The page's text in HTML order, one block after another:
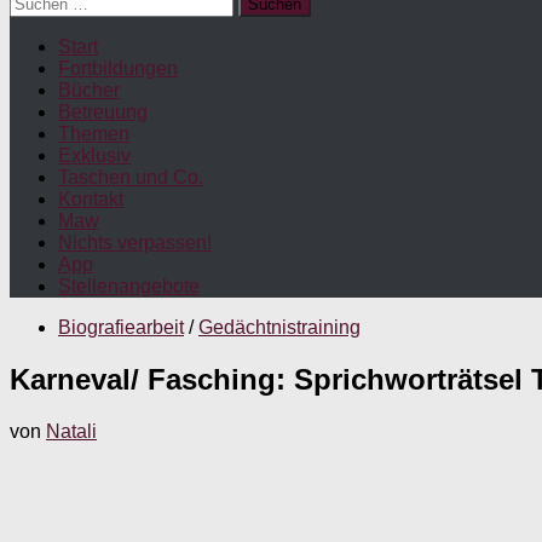
nach:
Start
Fortbildungen
Bücher
Betreuung
Themen
Exklusiv
Taschen und Co.
Kontakt
Maw
Nichts verpassen!
App
Stellenangebote
Biografiearbeit / Gedächtnistraining
Karneval/ Fasching: Sprichworträtsel
von Natali